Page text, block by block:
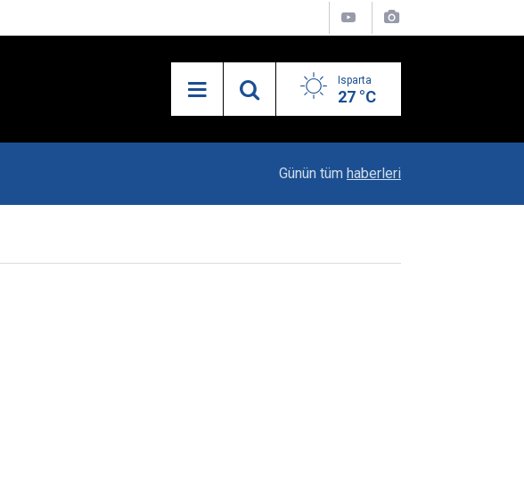
Isparta
27 °C
Eski Başkanın Aracına Silahlı Saldırı
Günün tüm haberleri